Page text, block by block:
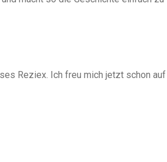
Reziex. Ich freu mich jetzt schon auf